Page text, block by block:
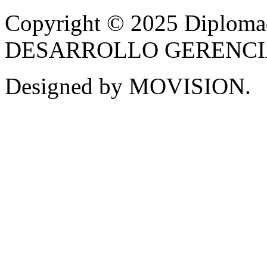
Copyright © 2025
DESARROLLO
Designed by MOVISION.